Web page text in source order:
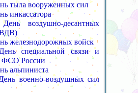
тыла вооруженных сил
инкассатора
День воздушно-десантных
ВДВ)
железнодорожных войск
специальной связи и
ФСО России
альпиниста
военно-воздушных сил